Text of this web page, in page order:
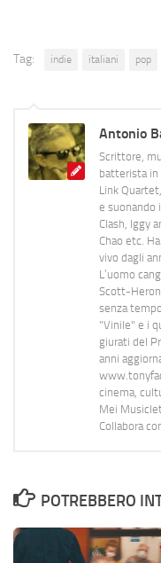
Tag: indie italiani pop
Antonio
Scrittore,
batterista in
Link
e suonando
Clash, Iggy
Chao etc.
vivo dagli
L’uomo
Scott-Heron
senza
"Vinile" e i
giurati del
anni
cinema,
Mei
Collabora
POTREBBERO